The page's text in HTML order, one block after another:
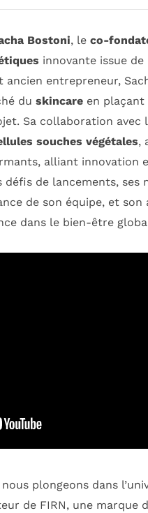
Bostoni, le co-
innovante issue de
ancien entrepreneur,
du skincare en plaçant
Sa collaboration avec
souches végétales,
alliant innovation
défis de lancements, ses
de son équipe, et
dans le bien-être
nous plongeons dans
de FIRN, une marque